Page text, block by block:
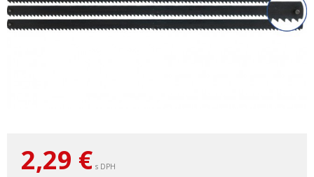
2,29 € s DPH